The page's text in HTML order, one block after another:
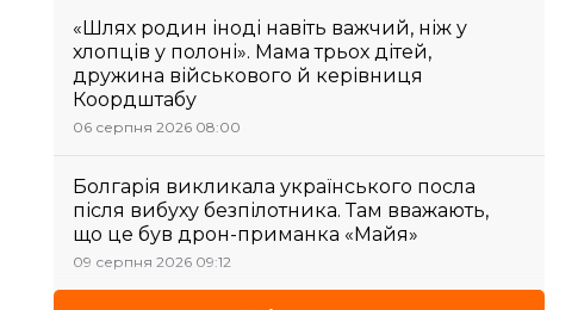
«Шлях родин іноді навіть важчий, ніж у
хлопців у полоні». Мама трьох дітей,
дружина військового й керівниця
Коордштабу
06 серпня 2026 08:00
Болгарія викликала українського посла
після вибуху безпілотника. Там вважають,
що це був дрон-приманка «Майя»
09 серпня 2026 09:12